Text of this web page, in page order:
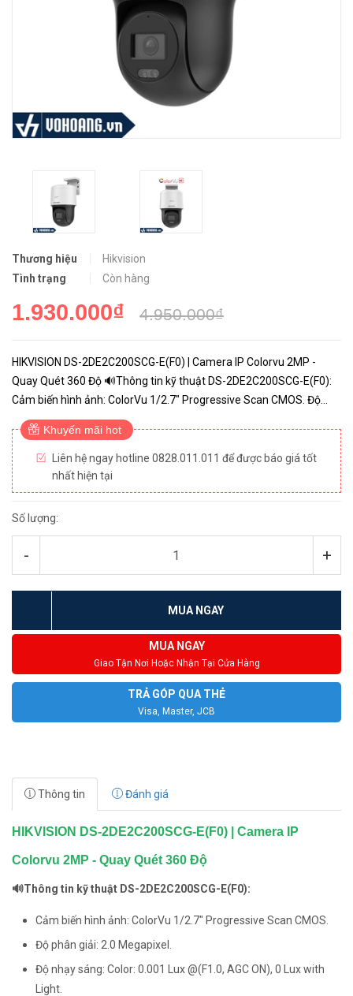
Thương hiệu
Hikvision
Tình trạng
Còn hàng
1.930.000₫ 4.950.000₫
HIKVISION DS-2DE2C200SCG-E(F0) | Camera IP Colorvu 2MP -
Quay Quét 360 Độ 🔊Thông tin kỹ thuật DS-2DE2C200SCG-E(F0):
Cảm biến hình ảnh: ColorVu 1/2.7″ Progressive Scan CMOS. Độ
phân giải: 2.0 Megapixel. Độ nhạy sáng: Color: 0.001 Lux @(F1.0,...
Khuyến mãi hot
Liên hệ ngay hotline 0828.011.011 để được báo giá tốt
nhất hiện tại
Số lượng:
- +
MUA NGAY
MUA NGAY
Giao Tận Nơi Hoặc Nhận Tại Cửa Hàng
TRẢ GÓP QUA THẺ
Visa, Master, JCB
Thông tin Đánh giá
HIKVISION DS-2DE2C200SCG-E(F0) | Camera IP
Colorvu 2MP - Quay Quét 360 Độ
🔊Thông tin kỹ thuật DS-2DE2C200SCG-E(F0):
Cảm biến hình ảnh: ColorVu 1/2.7″ Progressive Scan CMOS.
Độ phân giải: 2.0 Megapixel.
Độ nhạy sáng: Color: 0.001 Lux @(F1.0, AGC ON), 0 Lux with
Light.